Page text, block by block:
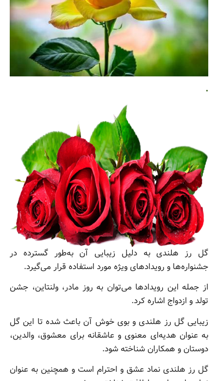
.
گل رز هلندی به دلیل زیبایی آن به‌طور گسترده در
جشنواره‌ها و رویدادهای ویژه مورد استفاده قرار می‌گیرد.
از جمله این رویدادها می‌توان به روز مادر، ولنتاین، جشن
تولد و ازدواج اشاره کرد.
زیبایی گل رز هلندی و بوی خوش آن باعث شده تا این گل
به عنوان هدیه‌ای معنوی و عاشقانه برای معشوق، والدین،
دوستان و همکاران شناخته شود.
گل رز هلندی نماد عشق و احترام است و همچنین به عنوان